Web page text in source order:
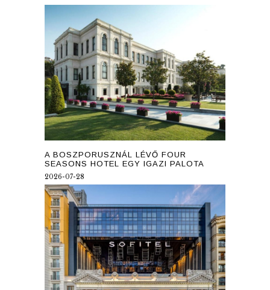
A BOSZPORUSZNÁL LÉVŐ FOUR
SEASONS HOTEL EGY IGAZI PALOTA
2026-07-28